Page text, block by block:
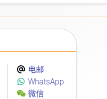
电邮
WhatsApp
微信